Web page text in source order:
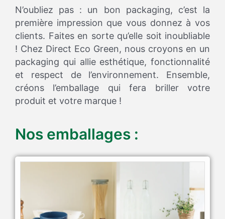
N’oubliez pas : un bon packaging, c’est la
première impression que vous donnez à vos
clients. Faites en sorte qu’elle soit inoubliable
! Chez Direct Eco Green, nous croyons en un
packaging qui allie esthétique, fonctionnalité
et respect de l’environnement. Ensemble,
créons l’emballage qui fera briller votre
produit et votre marque !
Nos emballages :